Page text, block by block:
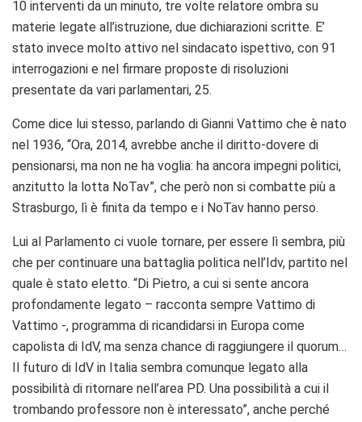
10 interventi da un minuto, tre volte relatore ombra su
materie legate all’istruzione, due dichiarazioni scritte. E’
stato invece molto attivo nel sindacato ispettivo, con 91
interrogazioni e nel firmare proposte di risoluzioni
presentate da vari parlamentari, 25.
Come dice lui stesso, parlando di Gianni Vattimo che è nato
nel 1936, “Ora, 2014, avrebbe anche il diritto-dovere di
pensionarsi, ma non ne ha voglia: ha ancora impegni politici,
anzitutto la lotta NoTav”, che però non si combatte più a
Strasburgo, lì è finita da tempo e i NoTav hanno perso.
Lui al Parlamento ci vuole tornare, per essere lì sembra, più
che per continuare una battaglia politica nell’Idv, partito nel
quale è stato eletto. “Di Pietro, a cui si sente ancora
profondamente legato – racconta sempre Vattimo di
Vattimo -, programma di ricandidarsi in Europa come
capolista di IdV, ma senza chance di raggiungere il quorum…
Il futuro di IdV in Italia sembra comunque legato alla
possibilità di ritornare nell’area PD. Una possibilità a cui il
trombando professore non è interessato”, anche perché